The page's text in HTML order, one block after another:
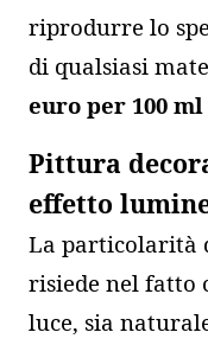
riprodurre lo
di qualsiasi
euro per 100
Pittura
effetto
La particolarità
risiede nel fatto
luce, sia